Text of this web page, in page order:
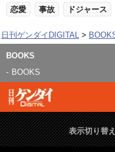
恋愛 事故 ドジャース
日刊ゲンダイDIGITAL
BOOKS
BOOKS
表示切り替